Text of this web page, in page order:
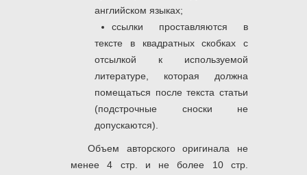
английском языках;
ссылки проставляются в
тексте в квадратных скобках с
отсылкой к используемой
литературе, которая должна
помещаться после текста статьи
(подстрочные сноски не
допускаются).
Объем авторского оригинала не
менее 4 стр. и не более 10 стр.